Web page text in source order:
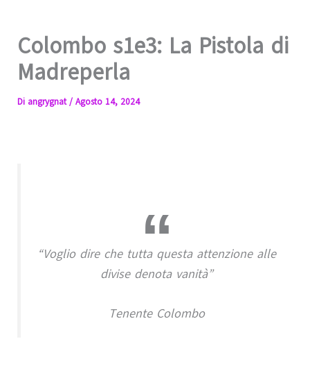
Colombo s1e3: La Pistola di
Madreperla
Di angrygnat/ Agosto 14, 2024
“Voglio dire che tutta questa attenzione alle
divise denota vanità”
Tenente Colombo